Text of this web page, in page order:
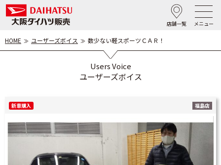
店舗一覧 メニュー
HOME ユーザーズボイス 数少ない軽スポーツＣＡＲ！
Users Voice
ユーザーズボイス
新車購入 福島店